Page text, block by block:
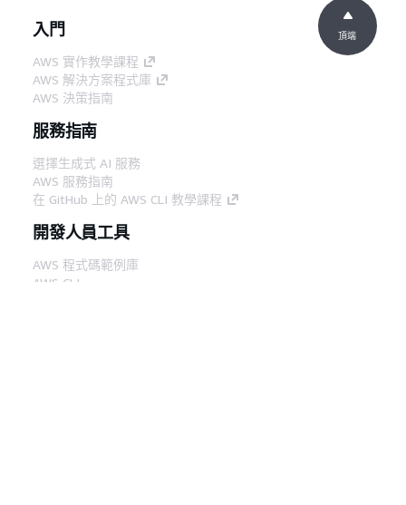
入門
AWS 實作教學課程
AWS 解決方案程式庫
AWS 決策指南
服務指南
選擇生成式 AI 服務
AWS 服務指南
在 GitHub 上的 AWS CLI 教學課程
開發人員工具
AWS 程式碼範例庫
AWS CLI
頂端